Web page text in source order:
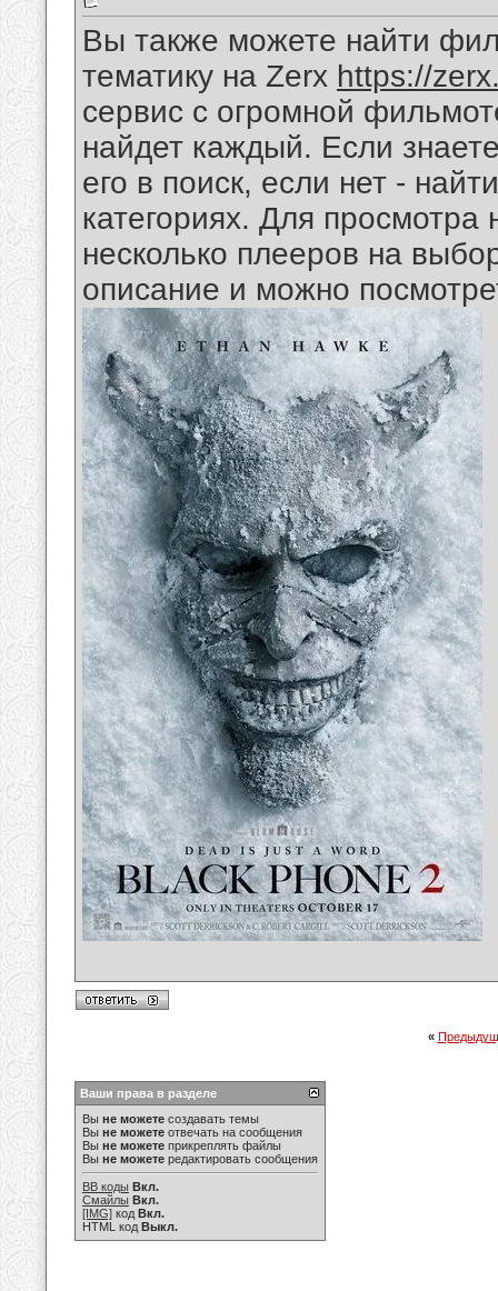
Вы также можете найти
тематику на Zerx https://
сервис с огромной
найдет каждый. Если
его в поиск, если нет -
категориях. Для просмотра
несколько плееров на
описание и можно
«
Ваши права в разделе
Вы не можете создавать темы
Вы не можете отвечать на сообщения
Вы не можете прикреплять файлы
Вы не можете редактировать сообщения
BB коды Вкл.
Смайлы Вкл.
[IMG] код Вкл.
HTML код Выкл.